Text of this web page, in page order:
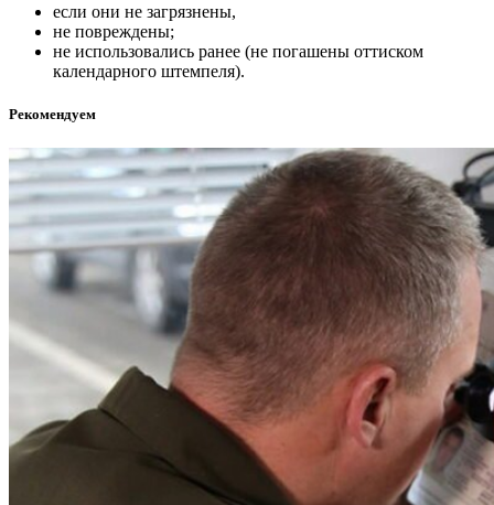
если они не загрязнены,
не повреждены;
не использовались ранее (не погашены оттиском
календарного штемпеля).
Рекомендуем